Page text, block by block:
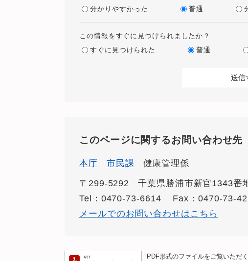
分かりやすかった
普通
この情報をすぐに見つけられましたか？
すぐに見つけられた
普通
このページに関するお問い合わせ先
本庁 市民課 健康管理係
〒299-5292
千葉県勝浦市新官1343番
Tel：0470-73-6614
Fax：0470-73-
メールでのお問い合わせはこちら
PDF形式のファイルをご覧いただ